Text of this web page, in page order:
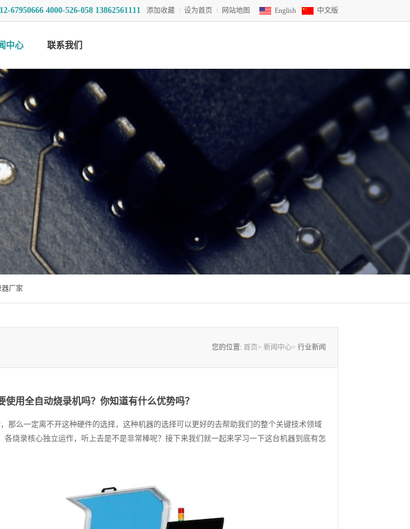
67950666 4000-526-058 13862561111 添加收藏 设为首页 网站地图 English 中文版
中心 联系我们
器厂家
您的位置: 首页> 新闻中心> 行业新闻
使用全自动烧录机吗？你知道有什么优势吗？
么一定离不开这种硬件的选择，这种机器的选择可以更好的去帮助我们的整个关键技术领域
各烧录核心独立运作，听上去是不是非常棒呢？接下来我们就一起来学习一下这台机器到底有怎